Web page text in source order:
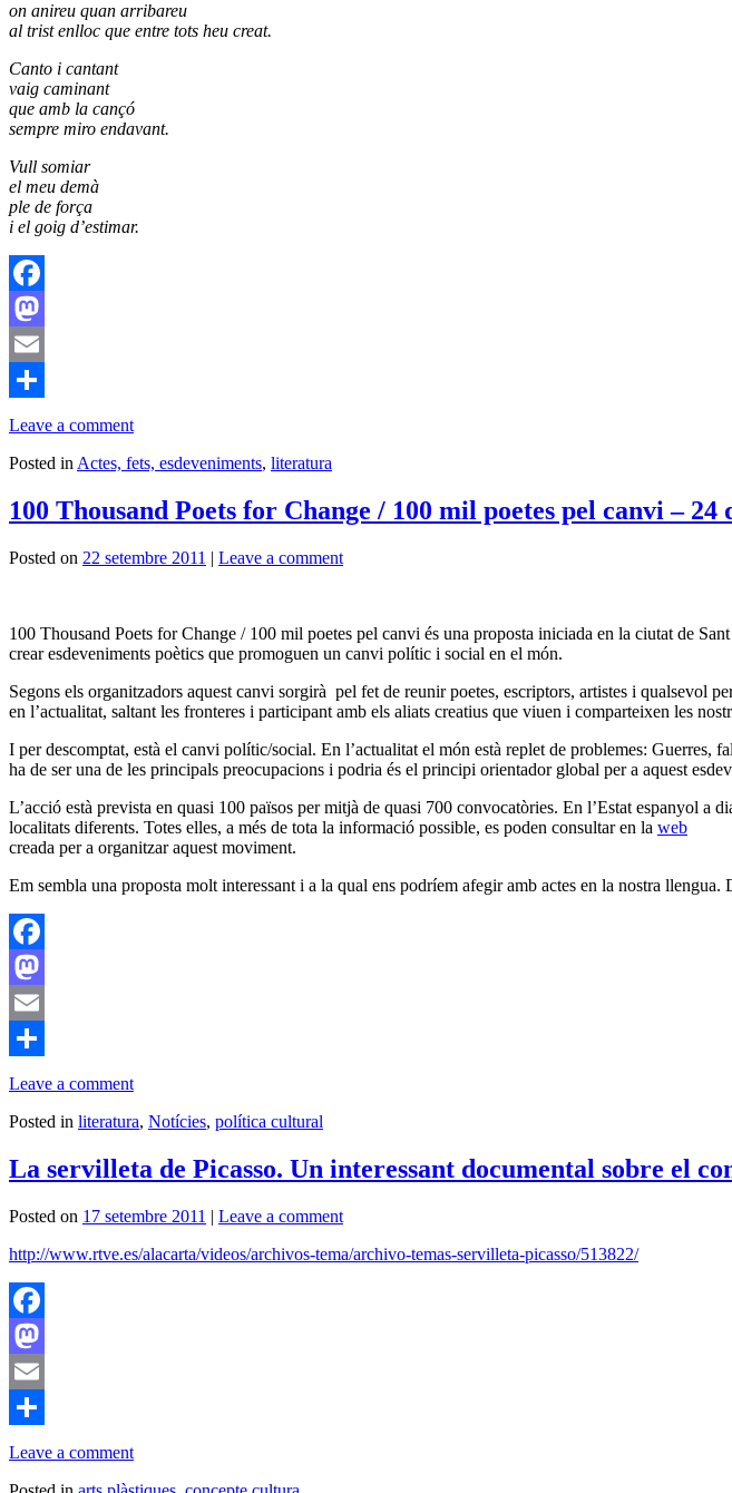
on anireu quan arribareu
al trist enlloc que entre tots heu creat.
Canto i cantant
vaig caminant
que amb la cançó
sempre miro endavant.
Vull somiar
el meu demà
ple de força
i el goig d’estimar.
Facebook
Mastodon
Email
Comparteix
Leave a comment
Posted inActes, fets, esdeveniments, literatura
100 Thousand Poets for Change / 100 mil poetes pel canvi – 24
Posted on 22 setembre 2011 | Leave a comment
100 Thousand Poets for Change / 100 mil poetes pel canvi és una proposta iniciada en la ciutat de
crear esdeveniments poètics que promoguen un canvi polític i social en el món.
Segons els organitzadors aquest canvi sorgirà pel fet de reunir poetes, escriptors, artistes i qualsevol
en l’actualitat, saltant les fronteres i participant amb els aliats creatius que viuen i comparteixen les
I per descomptat, està el canvi polític/social. En l’actualitat el món està replet de problemes:
ha de ser una de les principals preocupacions i podria és el principi orientador global per a aquest
L’acció està prevista en quasi 100 països per mitjà de quasi 700 convocatòries. En l’Estat espanyol
localitats diferents. Totes elles, a més de tota la informació possible, es poden consultar en la web
creada per a organitzar aquest moviment.
Em sembla una proposta molt interessant i a la qual ens podríem afegir amb actes en la nostra llengua.
Facebook
Mastodon
Email
Comparteix
Leave a comment
Posted in literatura, Notícies, política cultural
La servilleta de Picasso. Un interessant documental sobre el
Posted on 17 setembre 2011 | Leave a comment
http://www.rtve.es/alacarta/videos/archivos-tema/archivo-temas-servilleta-picasso/513822/
Facebook
Mastodon
Email
Comparteix
Leave a comment